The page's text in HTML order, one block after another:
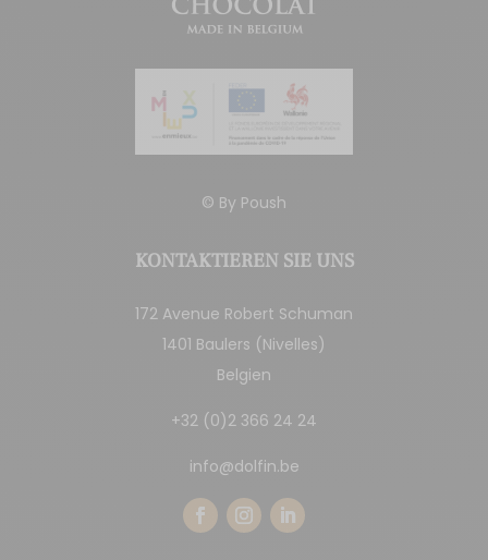
© By Poush
KONTAKTIEREN SIE UNS
172 Avenue Robert Schuman
1401 Baulers (Nivelles)
Belgien
+32 (0)2 366 24 24
info@dolfin.be